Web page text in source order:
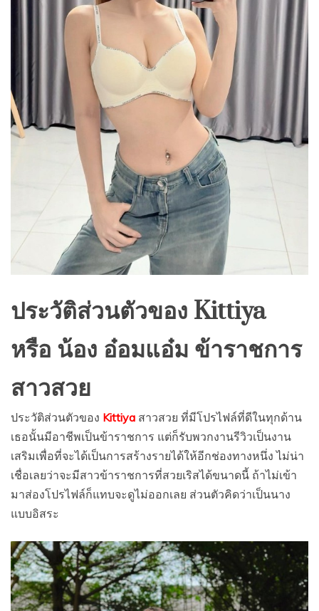
ประวัติส่วนตัวของ Kittiya
หรือ น้อง อ๋อมแอ๋ม ข้าราชการ
สาวสวย
ประวัติส่วนตัวของ Kittiya สาวสวย ที่มีโปรไฟล์ที่ดีในทุกด้าน
เธอนั้นมีอาชีพเป็นข้าราชการ แต่ก็รับพวกงานรีวิวเป็นงาน
เสริมเพื่อที่จะได้เป็นการสร้างรายได้ให้อีกช่องทางหนึ่ง ไม่น่า
เชื่อเลยว่าจะมีสาวข้าราชการที่สวยเริสได้ขนาดนี้ ถ้าไม่เข้า
มาส่องโปรไฟล์ก็แทบจะดูไม่ออกเลย ส่วนตัวคิดว่าเป็นนาง
แบบอิสระ